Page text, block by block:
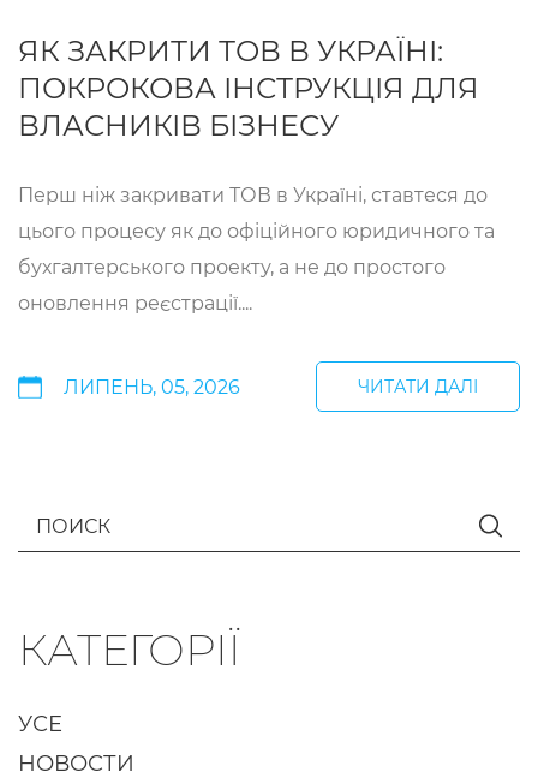
ЯК ЗАКРИТИ ТОВ В УКРАЇНІ:
ПОКРОКОВА ІНСТРУКЦІЯ ДЛЯ
ВЛАСНИКІВ БІЗНЕСУ
Перш ніж закривати ТОВ в Україні, ставтеся до
цього процесу як до офіційного юридичного та
бухгалтерського проекту, а не до простого
оновлення реєстрації....
ЛИПЕНЬ, 05, 2026 ЧИТАТИ ДАЛІ
КАТЕГОРІЇ
УСЕ
НОВОСТИ